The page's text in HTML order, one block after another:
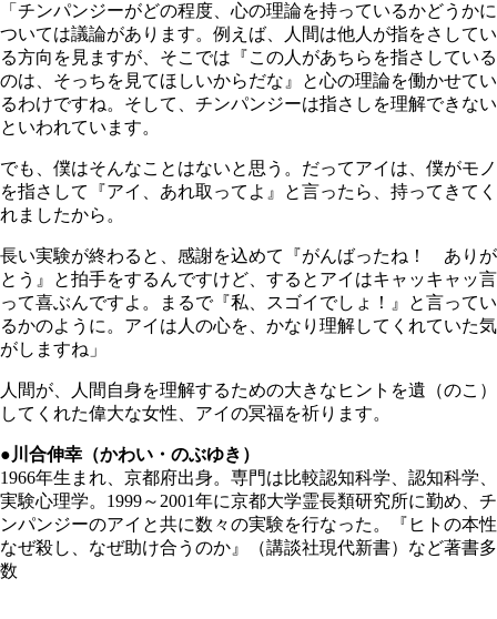
「チンパンジーがどの程度、心の理論を持っているかどうかに
ついては議論があります。例えば、人間は他人が指をさしてい
る方向を見ますが、そこでは『この人があちらを指さしている
のは、そっちを見てほしいからだな』と心の理論を働かせてい
るわけですね。そして、チンパンジーは指さしを理解できない
といわれています。
でも、僕はそんなことはないと思う。だってアイは、僕がモノ
を指さして『アイ、あれ取ってよ』と言ったら、持ってきてく
れましたから。
長い実験が終わると、感謝を込めて『がんばったね！ ありが
とう』と拍手をするんですけど、するとアイはキャッキャッ言
って喜ぶんですよ。まるで『私、スゴイでしょ！』と言ってい
るかのように。アイは人の心を、かなり理解してくれていた気
がしますね」
人間が、人間自身を理解するための大きなヒントを遺（のこ）
してくれた偉大な女性、アイの冥福を祈ります。
●川合伸幸（かわい・のぶゆき）
1966年生まれ、京都府出身。専門は比較認知科学、認知科学、
実験心理学。1999～2001年に京都大学霊長類研究所に勤め、チ
ンパンジーのアイと共に数々の実験を行なった。『ヒトの本性
なぜ殺し、なぜ助け合うのか』（講談社現代新書）など著書多
数